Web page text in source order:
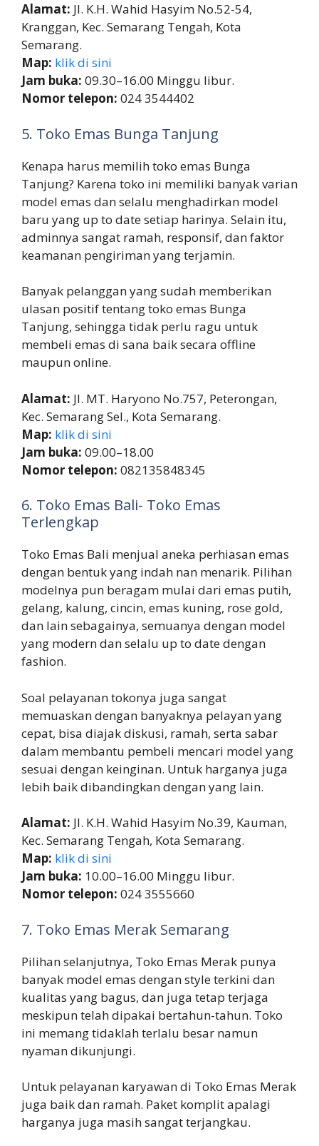
Alamat: Jl. K.H. Wahid Hasyim No.52-54,
Kranggan, Kec. Semarang Tengah, Kota
Semarang.
Map: klik di sini
Jam buka: 09.30–16.00 Minggu libur.
Nomor telepon: 024 3544402
5. Toko Emas Bunga Tanjung
Kenapa harus memilih toko emas Bunga
Tanjung? Karena toko ini memiliki banyak varian
model emas dan selalu menghadirkan model
baru yang up to date setiap harinya. Selain itu,
adminnya sangat ramah, responsif, dan faktor
keamanan pengiriman yang terjamin.
Banyak pelanggan yang sudah memberikan
ulasan positif tentang toko emas Bunga
Tanjung, sehingga tidak perlu ragu untuk
membeli emas di sana baik secara offline
maupun online.
Alamat: Jl. MT. Haryono No.757, Peterongan,
Kec. Semarang Sel., Kota Semarang.
Map: klik di sini
Jam buka: 09.00–18.00
Nomor telepon: 082135848345
6. Toko Emas Bali- Toko Emas
Terlengkap
Toko Emas Bali menjual aneka perhiasan emas
dengan bentuk yang indah nan menarik. Pilihan
modelnya pun beragam mulai dari emas putih,
gelang, kalung, cincin, emas kuning, rose gold,
dan lain sebagainya, semuanya dengan model
yang modern dan selalu up to date dengan
fashion.
Soal pelayanan tokonya juga sangat
memuaskan dengan banyaknya pelayan yang
cepat, bisa diajak diskusi, ramah, serta sabar
dalam membantu pembeli mencari model yang
sesuai dengan keinginan. Untuk harganya juga
lebih baik dibandingkan dengan yang lain.
Alamat: Jl. K.H. Wahid Hasyim No.39, Kauman,
Kec. Semarang Tengah, Kota Semarang.
Map: klik di sini
Jam buka: 10.00–16.00 Minggu libur.
Nomor telepon: 024 3555660
7. Toko Emas Merak Semarang
Pilihan selanjutnya, Toko Emas Merak punya
banyak model emas dengan style terkini dan
kualitas yang bagus, dan juga tetap terjaga
meskipun telah dipakai bertahun-tahun. Toko
ini memang tidaklah terlalu besar namun
nyaman dikunjungi.
Untuk pelayanan karyawan di Toko Emas Merak
juga baik dan ramah. Paket komplit apalagi
harganya juga masih sangat terjangkau.